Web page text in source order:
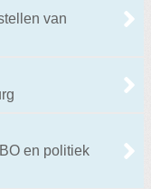
van
en politiek